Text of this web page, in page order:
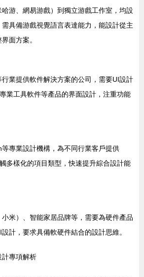
游、網易游戲）到獨立游戲工作室，均設
具備游戲視覺語言表達能力，能設計從主
面方案。
業提供軟件解決方案的公司，需要UI設計
業工具軟件等產品的界面設計，注重功能
專業設計機構，為不同行業客戶提供
多樣化的項目類型，快速提升綜合設計能
米）、智能家居品牌等，需要為硬件產品
計，要求具備軟硬件結合的設計思維。
計專項解析